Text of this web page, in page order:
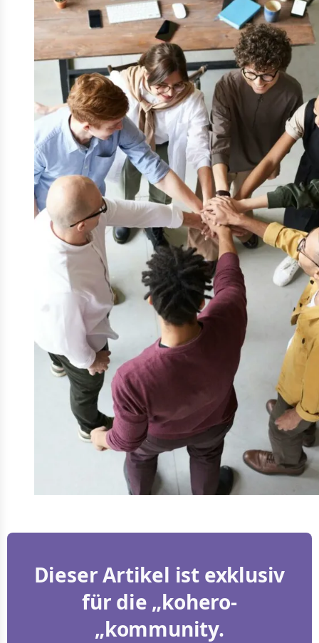
Dieser Artikel ist exklusiv
für die „kohero-
„kommunity.